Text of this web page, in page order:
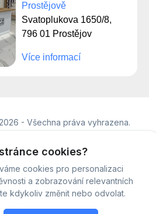
cookies?
cookies pro personalizaci
a zobrazování relevantních
kdykoliv změnit nebo odvolat.
Prostějově
Svatoplukova 1650/8,
796 01 Prostějov
Více informací
- Všechna práva vyhrazena.